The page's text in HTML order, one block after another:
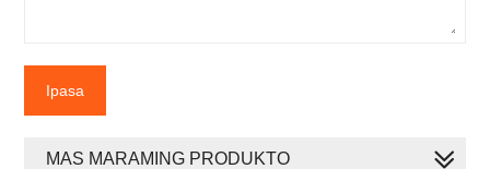
Ipasa
MAS MARAMING PRODUKTO